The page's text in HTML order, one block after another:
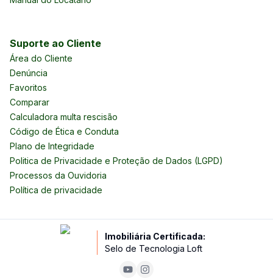
Suporte ao Cliente
Área do Cliente
Denúncia
Favoritos
Comparar
Calculadora multa rescisão
Código de Ética e Conduta
Plano de Integridade
Politica de Privacidade e Proteção de Dados (LGPD)
Processos da Ouvidoria
Política de privacidade
Imobiliária Certificada:
Selo de Tecnologia Loft